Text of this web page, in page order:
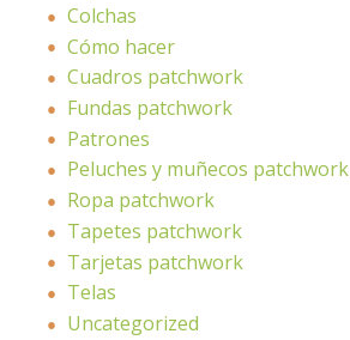
Colchas
Cómo hacer
Cuadros patchwork
Fundas patchwork
Patrones
Peluches y muñecos patchwork
Ropa patchwork
Tapetes patchwork
Tarjetas patchwork
Telas
Uncategorized